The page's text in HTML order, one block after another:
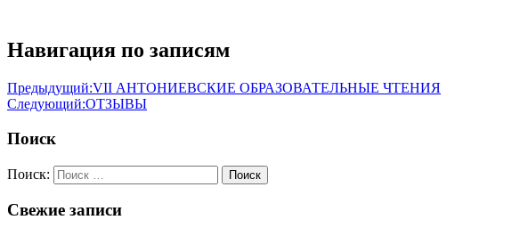
Навигация по записям
Предыдущий:VII АНТОНИЕВСКИЕ ОБРАЗОВАТЕЛЬНЫЕ ЧТЕНИЯ
Следующий:ОТЗЫВЫ
Поиск
Поиск: Поиск
Свежие записи